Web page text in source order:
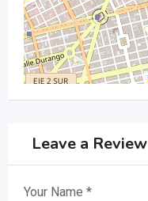
Leave a Review
Your Name *